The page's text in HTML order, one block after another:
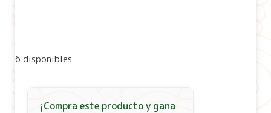
6 disponibles
¡Compra este producto y gana